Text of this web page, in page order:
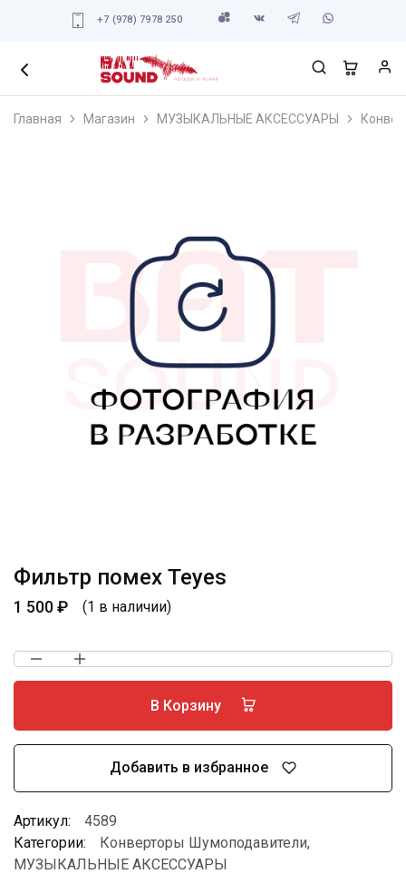
+7 (978) 7978 250
Главная Магазин МУЗЫКАЛЬНЫЕ АКСЕССУАРЫ
Фильтр помех Teyes
1 500₽ (1 в наличии)
В Корзину
Добавить в избранное
Артикул:
4589
Категории:
Конверторы Шумоподавители,
МУЗЫКАЛЬНЫЕ АКСЕССУАРЫ